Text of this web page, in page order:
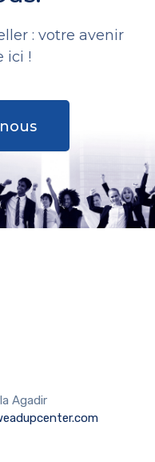
: votre avenir
ici !
Agadir